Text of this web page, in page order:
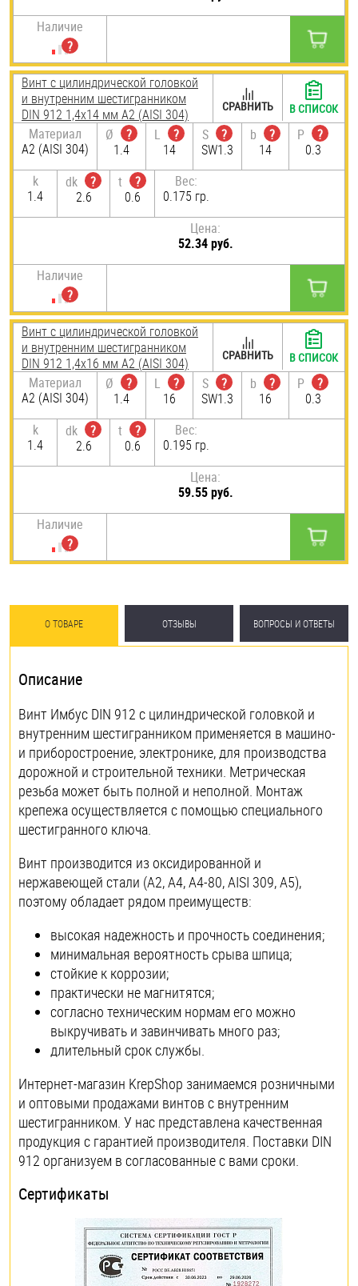
Наличие
Винт с цилиндрической головкой
и внутренним шестигранником
DIN 912 1,4х14 мм А2 (AISI 304)
Материал
А2 (AISI 304)
Ø
?
1.4
L
?
14
S
?
SW1.3
b
?
14
P
?
0.3
k
1.4
dk
?
2.6
t
?
0.6
Вес:
0.175 гр.
Цена:
52.34 руб.
Наличие
СРАВНИТЬ В СПИСОК
Винт с цилиндрической головкой
и внутренним шестигранником
DIN 912 1,4х16 мм А2 (AISI 304)
Материал
А2 (AISI 304)
Ø
?
1.4
L
?
16
S
?
SW1.3
b
?
16
P
?
0.3
k
1.4
dk
?
2.6
t
?
0.6
Вес:
0.195 гр.
Цена:
59.55 руб.
Наличие
СРАВНИТЬ В СПИСОК
О ТОВАРЕ ОТЗЫВЫ ВОПРОСЫ И ОТВЕТЫ
Описание
Винт Имбус DIN 912 с цилиндрической головкой и
внутренним шестигранником применяется в машино-
и приборостроение, электронике, для производства
дорожной и строительной техники. Метрическая
резьба может быть полной и неполной. Монтаж
крепежа осуществляется с помощью специального
шестигранного ключа.
Винт производится из оксидированной и
нержавеющей стали (A2, A4, А4-80, AISI 309, A5),
поэтому обладает рядом преимуществ:
высокая надежность и прочность соединения;
минимальная вероятность срыва шпица;
стойкие к коррозии;
практически не магнитятся;
согласно техническим нормам его можно
выкручивать и завинчивать много раз;
длительный срок службы.
Интернет-магазин KrepShop занимаемся розничными
и оптовыми продажами винтов с внутренним
шестигранником. У нас представлена качественная
продукция с гарантией производителя. Поставки DIN
912 организуем в согласованные с вами сроки.
Сертификаты